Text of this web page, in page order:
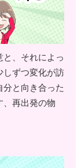
と、それによっ
しずつ変化が訪
分と向き合った
再出発の物